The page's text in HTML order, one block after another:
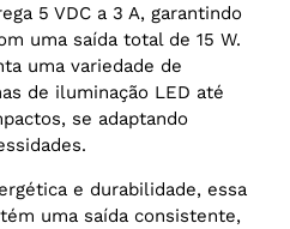
5 VDC a 3 A, garantindo
uma saída total de 15 W.
uma variedade de
de iluminação LED até
se adaptando
e durabilidade, essa
uma saída consistente,